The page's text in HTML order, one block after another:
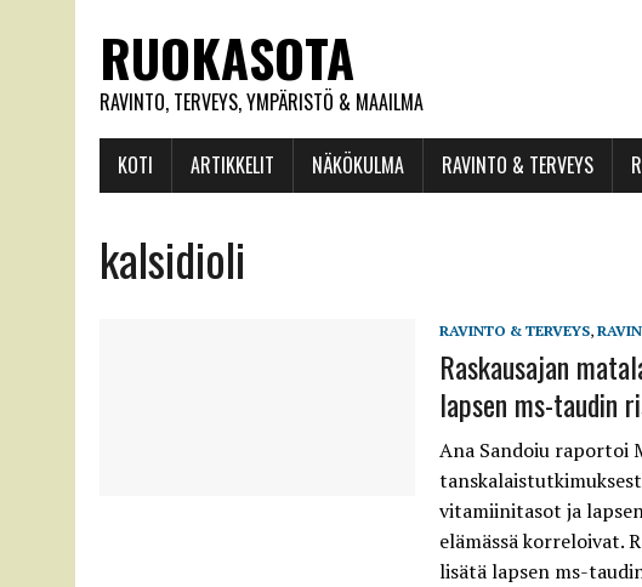
RUOKASOTA
RAVINTO, TERVEYS, YMPÄRISTÖ & MAAILMA
KOTI ARTIKKELIT NÄKÖKULMA RAVINTO & TERVEYS
kalsidioli
RAVINTO & TERVEYS,
Raskausajan
lapsen ms-taudin
Ana Sandoiu raportoi
vitamiinitasot ja
elämässä korreloivat.
lisätä lapsen ms-